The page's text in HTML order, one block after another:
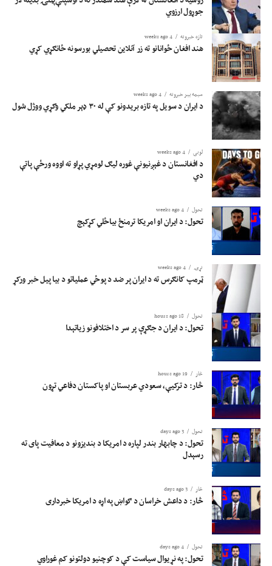
جوړول ارزوي
تازه خبرونه 4 weeks ago
هند افغان ځوانانو ته زر آنلاین تحصیلي بورسونه ځانګړي کړي
سیمه ییز خبرونه 4 weeks ago
د ایران د سویل په تازه بریدونو کې له ۳۰ ډېر ملکي وګړي ووژل شول
لوبی 4 weeks ago
د افغانستان د غېږنیونې غوره لیګ لومړي پړاو ته اووه ورځې پاتې
دي
تحول 4 weeks ago
تحول: د ایران او امریکا ترمنځ بیاځلي کړکېچ
نړۍ 4 weeks ago
ټرمپ کانګرس ته د ایران پر ضد د پوځي عملیاتو د بیا پیل خبر ورکړ
تحول 18 hours ago
تحول: د ایران د جګړې پر سر د اختلافونو زیاتېدا
څار 19 hours ago
څار: د ترکیې، سعودي عربستان او پاکستان دفاعي تړون
تحول 3 days ago
تحول: د چابهار بندر لپاره د امریکا د بندیزونو د معافیت پای ته
رسېدل
څار 3 days ago
څار: د داعش خراسان د ګواښ په اړه د امریکا خبرداری
تحول 4 days ago
تحول: په نړیوال سیاست کې د کوچنیو دولتونو کم غوراوي